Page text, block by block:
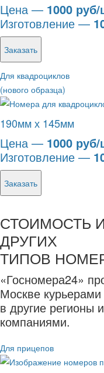
Цена — 1000
Изготовление —
Заказать
Для квадроциклов
(нового образца)
190мм х 145мм
Цена — 1000
Изготовление —
Заказать
СТОИМОСТЬ
ДРУГИХ
ТИПОВ
«Госномера24»
Москве курьерами
в другие регионы
компаниями.
Для прицепов